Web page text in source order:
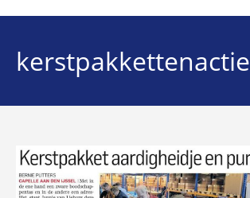
kerstpakkettenactie